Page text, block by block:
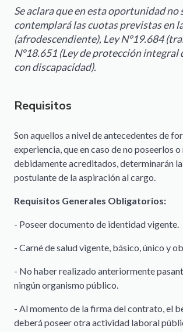
Se aclara que en esta oportunidad no
contemplará las cuotas previstas en
(afrodescendiente), Ley N°19.684
N°18.651 (Ley de protección integral
con discapacidad).
Requisitos
Son aquellos a nivel de antecedentes de
experiencia, que en caso de no poseerlos
debidamente acreditados, determinarán
postulante de la aspiración al cargo.
Requisitos Generales Obligatorios:
- Poseer documento de identidad vigente.
- Carné de salud vigente, básico, único y
- No haber realizado anteriormente
ningún organismo público.
- Al momento de la firma del contrato, el
deberá poseer otra actividad laboral